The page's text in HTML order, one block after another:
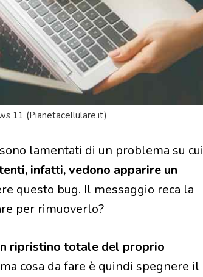
11 (Pianetacellulare.it)
lamentati di un problema su cui
infatti, vedono apparire un
questo bug. Il messaggio reca la
per rimuoverlo?
ripristino totale del proprio
cosa da fare è quindi spegnere il